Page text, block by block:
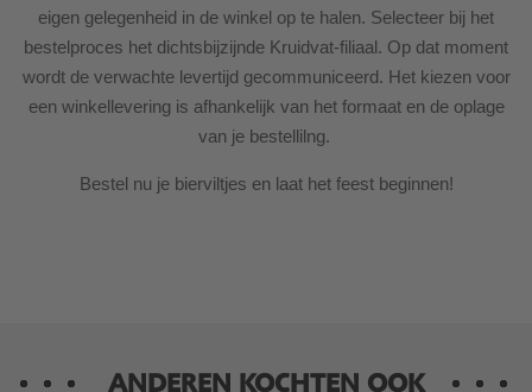
eigen gelegenheid in de winkel op te halen. Selecteer bij het
bestelproces het dichtsbijzijnde Kruidvat-filiaal. Op dat moment
wordt de verwachte levertijd gecommuniceerd. Het kiezen voor
een winkellevering is afhankelijk van het formaat en de oplage
van je bestellilng.
Bestel nu je bierviltjes en laat het feest beginnen!
ANDEREN KOCHTEN OOK